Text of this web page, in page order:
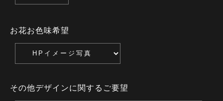
お花お色味希望
その他デザインに関するご要望